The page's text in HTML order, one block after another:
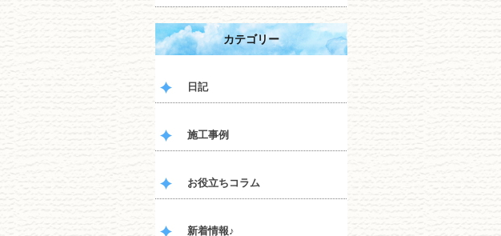
カテゴリー
日記
施工事例
お役立ちコラム
新着情報♪